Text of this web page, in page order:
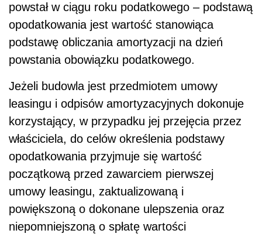
powstał w ciągu roku podatkowego – podstawą
opodatkowania jest wartość stanowiąca
podstawę obliczania amortyzacji na dzień
powstania obowiązku podatkowego.
Jeżeli budowla jest przedmiotem umowy
leasingu i odpisów amortyzacyjnych dokonuje
korzystający, w przypadku jej przejęcia przez
właściciela, do celów określenia podstawy
opodatkowania przyjmuje się wartość
początkową przed zawarciem pierwszej
umowy leasingu, zaktualizowaną i
powiększoną o dokonane ulepszenia oraz
niepomniejszoną o spłatę wartości